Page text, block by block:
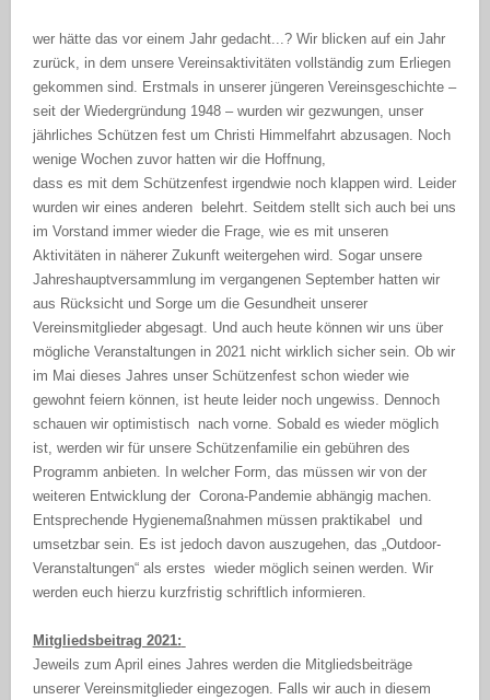
wer hätte das vor einem Jahr gedacht...? Wir blicken auf ein Jahr
zurück, in dem unsere Vereinsaktivitäten vollständig zum Erliegen
gekommen sind. Erstmals in unserer jüngeren Vereinsgeschichte –
seit der Wiedergründung 1948 – wurden wir gezwungen, unser
jährliches Schützen fest um Christi Himmelfahrt abzusagen. Noch
wenige Wochen zuvor hatten wir die Hoffnung,
dass es mit dem Schützenfest irgendwie noch klappen wird. Leider
wurden wir eines anderen belehrt. Seitdem stellt sich auch bei uns
im Vorstand immer wieder die Frage, wie es mit unseren
Aktivitäten in näherer Zukunft weitergehen wird. Sogar unsere
Jahreshauptversammlung im vergangenen September hatten wir
aus Rücksicht und Sorge um die Gesundheit unserer
Vereinsmitglieder abgesagt. Und auch heute können wir uns über
mögliche Veranstaltungen in 2021 nicht wirklich sicher sein. Ob wir
im Mai dieses Jahres unser Schützenfest schon wieder wie
gewohnt feiern können, ist heute leider noch ungewiss. Dennoch
schauen wir optimistisch nach vorne. Sobald es wieder möglich
ist, werden wir für unsere Schützenfamilie ein gebühren des
Programm anbieten. In welcher Form, das müssen wir von der
weiteren Entwicklung der Corona-Pandemie abhängig machen.
Entsprechende Hygienemaßnahmen müssen praktikabel und
umsetzbar sein. Es ist jedoch davon auszugehen, das „Outdoor-
Veranstaltungen“ als erstes wieder möglich seinen werden. Wir
werden euch hierzu kurzfristig schriftlich informieren.
Mitgliedsbeitrag 2021:
Jeweils zum April eines Jahres werden die Mitgliedsbeiträge
unserer Vereinsmitglieder eingezogen. Falls wir auch in diesem